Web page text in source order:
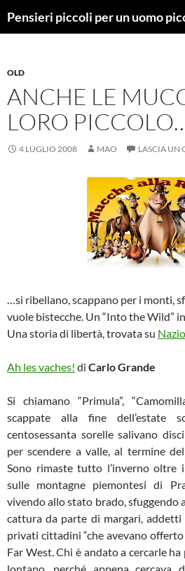
Pensieri piccoli per un uomo
OLD
ANCHE LE
LORO
4 LUGLIO 2008 MAO LASCIA UN
…si ribellano, scappano per i monti,
vuole bistecche. Un “Into the Wild”
Una storia di libertà, trovata su
Ah les vaches! di Carlo Grande
Si chiamano “Primula”,
scappate alla fine dell’estate
centosessanta sorelle salivano
per scendere a valle, al termine
Sono rimaste tutto l’inverno oltre
sulle montagne piemontesi di
vivendo allo stato brado, sfuggendo
cattura da parte di margari,
privati cittadini “che avevano offerto
Far West. Chi è andato a cercarle